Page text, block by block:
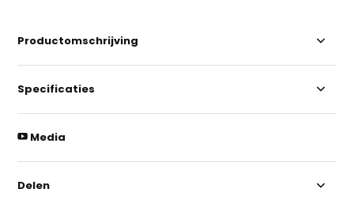
Productomschrijving
Specificaties
Media
Delen